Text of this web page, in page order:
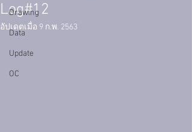
Drawing
Data
Update
OC
Log#12
อัปเดตเมื่อ 9 ก.พ. 2563